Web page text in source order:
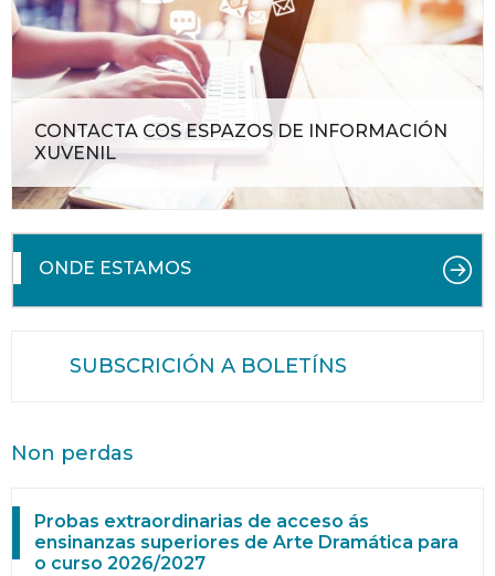
CONTACTA COS ESPAZOS DE INFORMACIÓN
XUVENIL
ONDE ESTAMOS
SUBSCRICIÓN A BOLETÍNS
Non perdas
Probas extraordinarias de acceso ás
ensinanzas superiores de Arte Dramática para
o curso 2026/2027